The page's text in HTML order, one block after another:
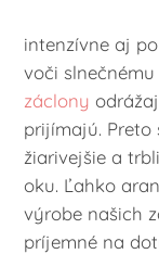
intenzívne aj
voči
záclony
prijímajú. Preto
žiarivejšie a
oku. Ľahko
výrobe našich
príjemné na